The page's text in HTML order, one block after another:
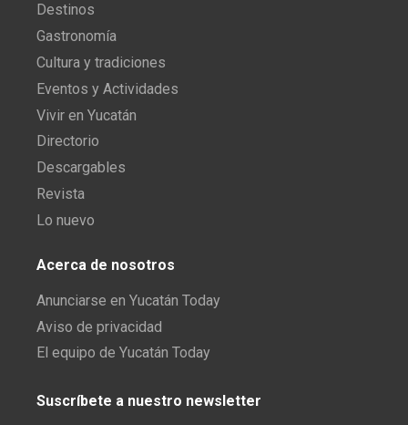
Destinos
Gastronomía
Cultura y tradiciones
Eventos y Actividades
Vivir en Yucatán
Directorio
Descargables
Revista
Lo nuevo
Acerca de nosotros
Anunciarse en Yucatán Today
Aviso de privacidad
El equipo de Yucatán Today
Suscríbete a nuestro newsletter